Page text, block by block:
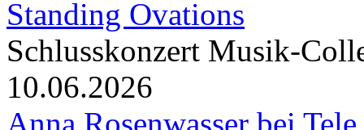
Standing Ovations
Schlusskonzert Musik-
10.06.2026
Anna Rosenwasser bei